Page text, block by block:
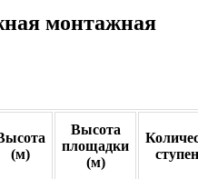
монтажная
(м)
Высота
площадки
(м)